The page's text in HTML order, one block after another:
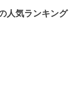
人気ランキング